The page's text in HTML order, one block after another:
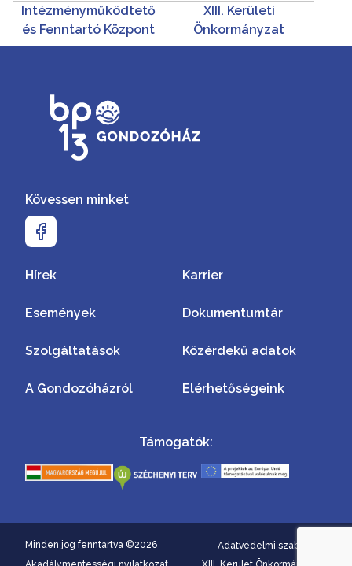
Intézményműködtető
és Fenntartó Központ
XIII. Kerületi
Önkormányzat
Kövessen minket
Hírek
Események
Szolgáltatások
A Gondozóházról
Karrier
Dokumentumtár
Közérdekű adatok
Elérhetőségeink
Támogatók:
Minden jog fenntartva ©2026
Adatvédelmi szabályzat